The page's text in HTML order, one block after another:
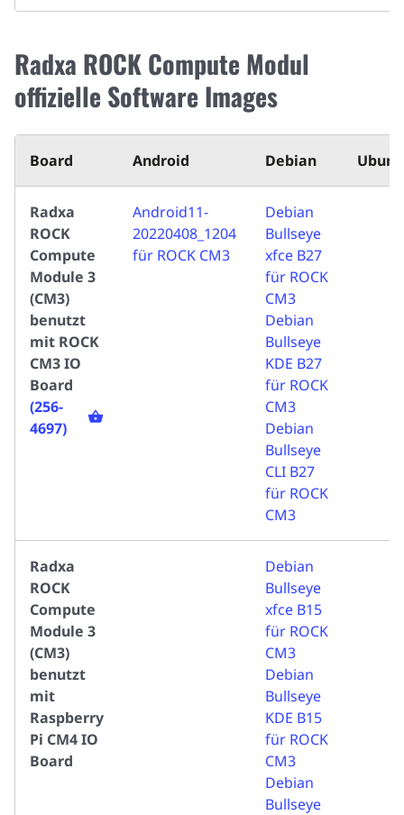
Radxa ROCK Compute Modul
offizielle Software Images
Board Android Debian
Radxa
ROCK
Compute
Module 3
(CM3)
benutzt
mit ROCK
CM3 IO
Board
(256-
4697)
Android11-
20220408_1204
für ROCK CM3
Debian
Bullseye
xfce B27
für ROCK
CM3
Debian
Bullseye
KDE B27
für ROCK
CM3
Debian
Bullseye
CLI B27
für ROCK
CM3
Radxa
ROCK
Compute
Module 3
(CM3)
benutzt
mit
Raspberry
Pi CM4 IO
Board
Debian
Bullseye
xfce B15
für ROCK
CM3
Debian
Bullseye
KDE B15
für ROCK
CM3
Debian
Bullseye